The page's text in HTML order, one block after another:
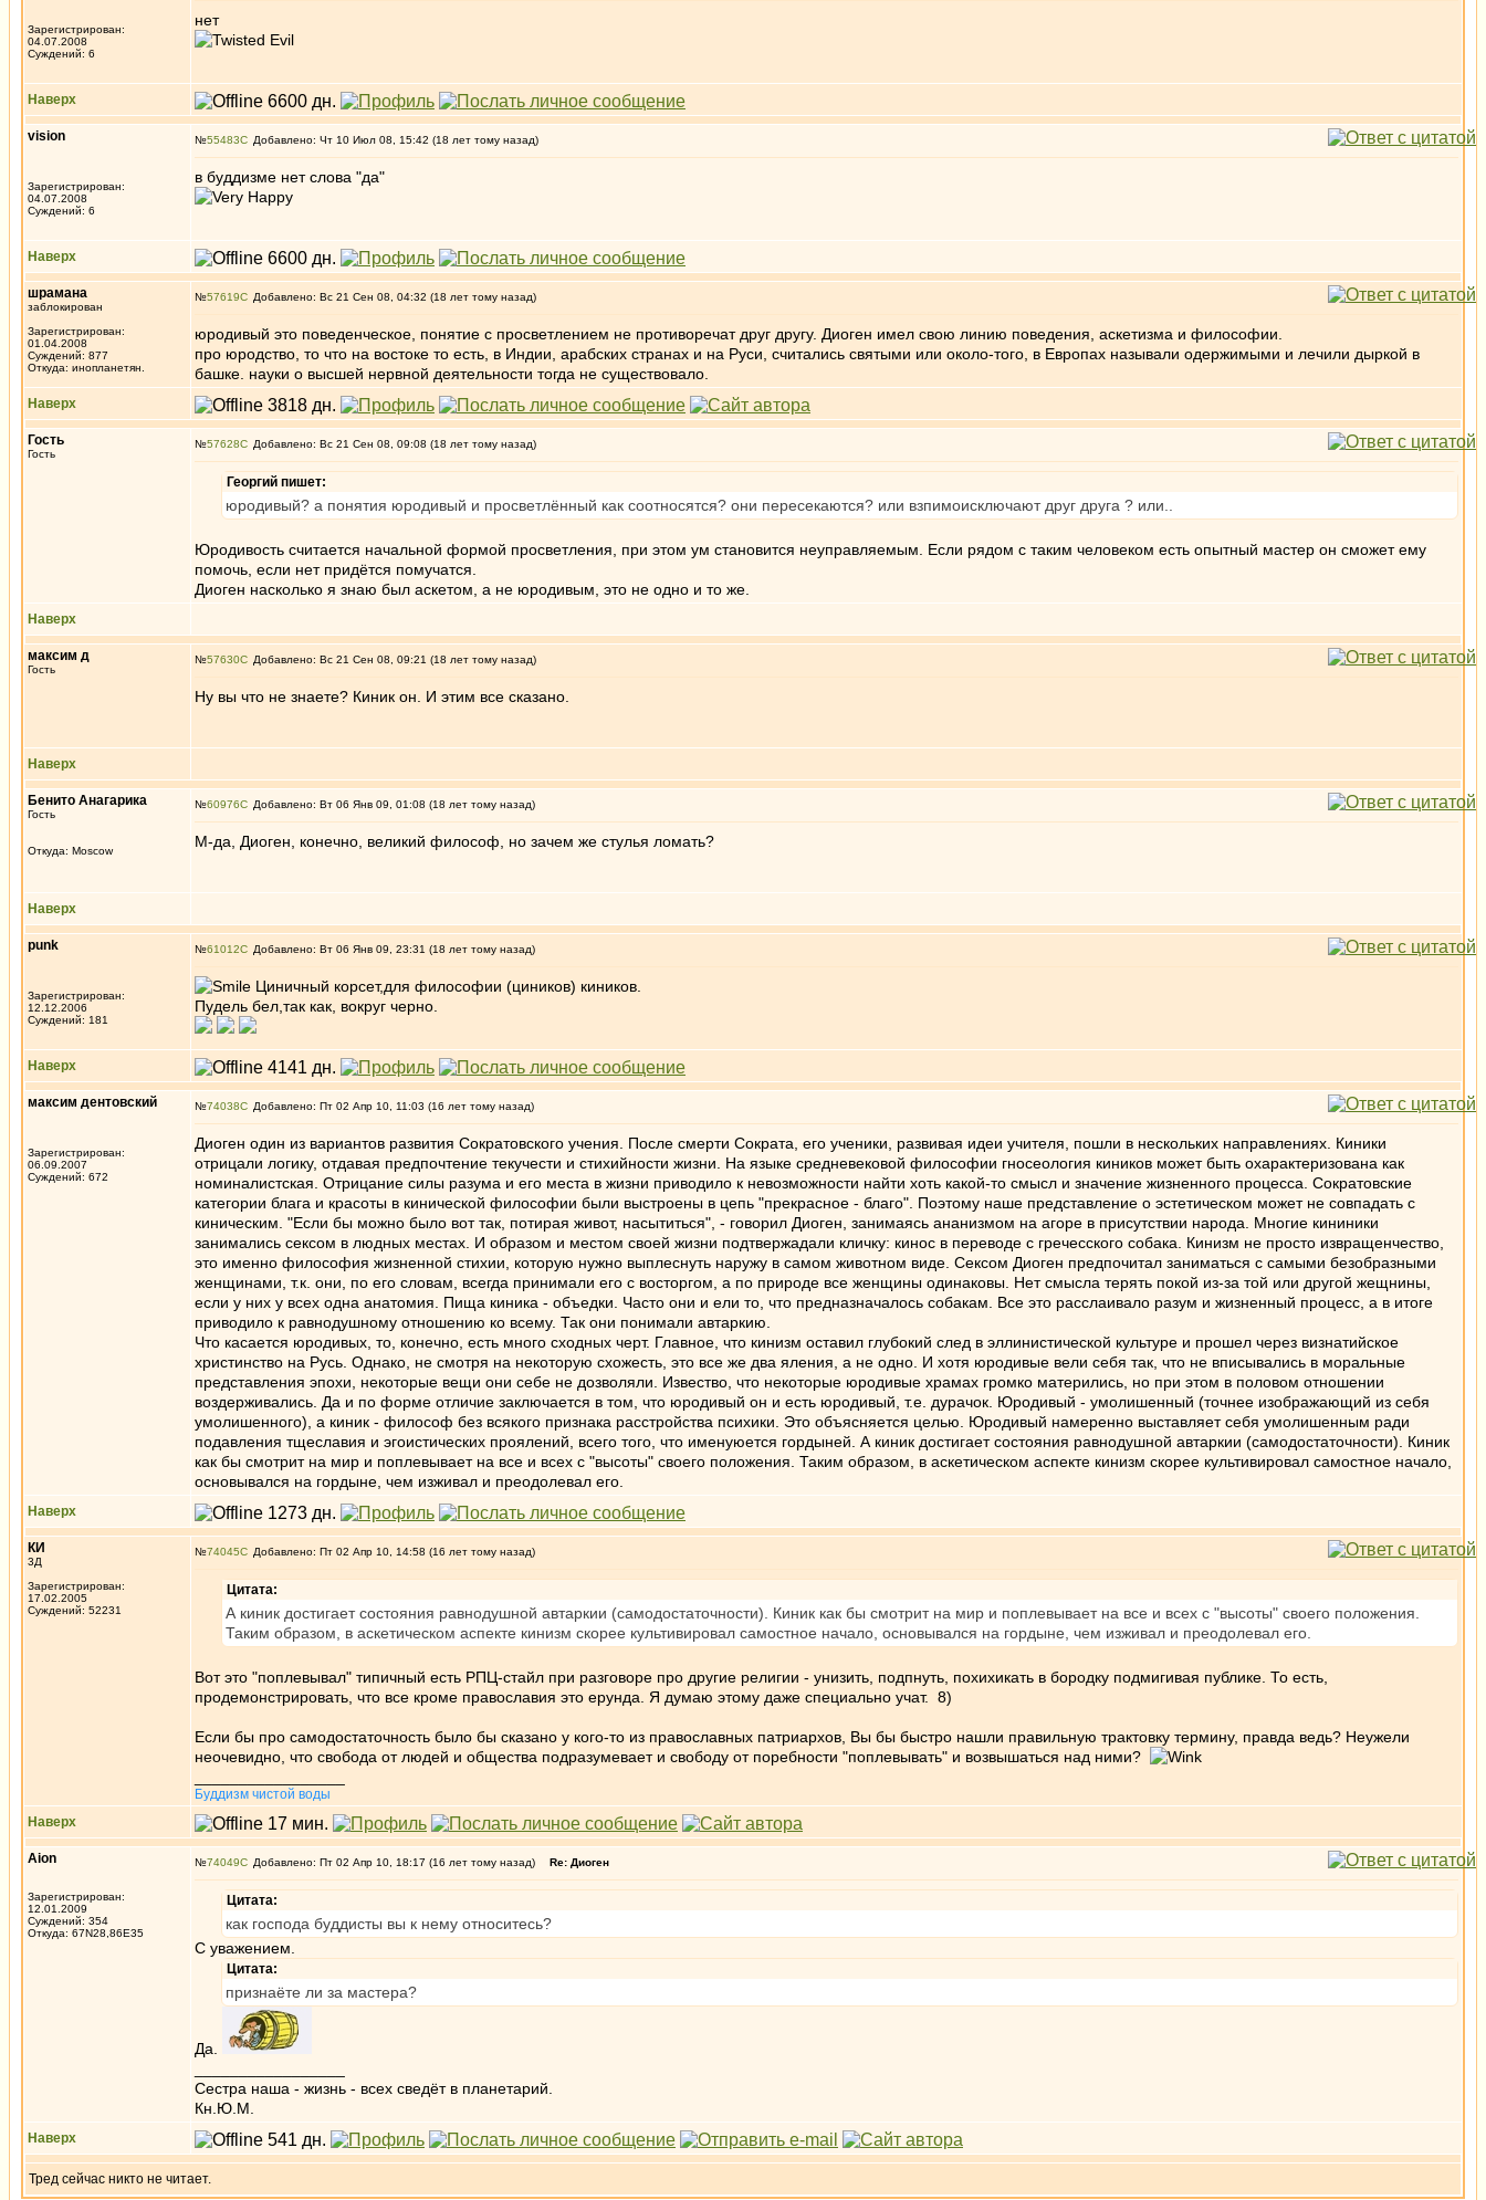
Зарегистрирован:
04.07.2008
Суждений: 6
нет
Наверх
vision
Зарегистрирован:
04.07.2008
Суждений: 6
№55483 Добавлено: Чт 10 Июл 08, 15:42 (18 лет тому назад)
в буддизме нет слова "да"
Наверх
шрамана
заблокирован
Зарегистрирован:
01.04.2008
Суждений: 877
Откуда: инопланетян.
№57619 Добавлено: Вс 21 Сен 08, 04:32 (18 лет тому назад)
юродивый это поведенческое, понятие с просветлением не противоречат друг другу. Диоген имел свою линию поведения, аскетизма и философии.
про юродство, то что на востоке то есть, в Индии, арабских странах и на Руси, считались святыми или около-того, в Европах называли одержимыми и лечили дыркой в
башке. науки о высшей нервной деятельности тогда не существовало.
Наверх
Гость
Гость
№57628 Добавлено: Вс 21 Сен 08, 09:08 (18 лет тому назад)
Георгий пишет:
юродивый? а понятия юродивый и просветлённый как соотносятся? они пересекаются? или взпимоисключают друг друга ? или..
Юродивость считается начальной формой просветления, при этом ум становится неуправляемым. Если рядом с таким человеком есть опытный мастер он сможет ему
помочь, если нет придётся помучатся.
Диоген насколько я знаю был аскетом, а не юродивым, это не одно и то же.
Наверх
максим д
Гость
№57630 Добавлено: Вс 21 Сен 08, 09:21 (18 лет тому назад)
Ну вы что не знаете? Киник он. И этим все сказано.
Наверх
Бенито Анагарика
Гость
Откуда: Moscow
№60976 Добавлено: Вт 06 Янв 09, 01:08 (18 лет тому назад)
М-да, Диоген, конечно, великий философ, но зачем же стулья ломать?
Наверх
punk
Зарегистрирован:
12.12.2006
Суждений: 181
№61012 Добавлено: Вт 06 Янв 09, 23:31 (18 лет тому назад)
Циничный корсет,для философии (циников) киников.
Пудель бел,так как, вокруг черно.
Наверх
максим дентовский
Зарегистрирован:
06.09.2007
Суждений: 672
№74038 Добавлено: Пт 02 Апр 10, 11:03 (16 лет тому назад)
Диоген один из вариантов развития Сократовского учения. После смерти Сократа, его ученики, развивая идеи учителя, пошли в нескольких направлениях. Киники
отрицали логику, отдавая предпочтение текучести и стихийности жизни. На языке средневековой философии гносеология киников может быть охарактеризована как
номиналистская. Отрицание силы разума и его места в жизни приводило к невозможности найти хоть какой-то смысл и значение жизненного процесса. Сократовские
категории блага и красоты в кинической философии были выстроены в цепь "прекрасное - благо". Поэтому наше представление о эстетическом может не совпадать с
киническим. "Если бы можно было вот так, потирая живот, насытиться", - говорил Диоген, занимаясь ананизмом на агоре в присутствии народа. Многие кининики
занимались сексом в людных местах. И образом и местом своей жизни подтвержадали кличку: кинос в переводе с гречесского собака. Кинизм не просто извращенчество,
это именно философия жизненной стихии, которую нужно выплеснуть наружу в самом животном виде. Сексом Диоген предпочитал заниматься с самыми безобразными
женщинами, т.к. они, по его словам, всегда принимали его с восторгом, а по природе все женщины одинаковы. Нет смысла терять покой из-за той или другой жещнины,
если у них у всех одна анатомия. Пища киника - объедки. Часто они и ели то, что предназначалось собакам. Все это расслаивало разум и жизненный процесс, а в итоге
приводило к равнодушному отношению ко всему. Так они понимали автаркию.
Что касается юродивых, то, конечно, есть много сходных черт. Главное, что кинизм оставил глубокий след в эллинистической культуре и прошел через визнатийское
христинство на Русь. Однако, не смотря на некоторую схожесть, это все же два яления, а не одно. И хотя юродивые вели себя так, что не вписывались в моральные
представления эпохи, некоторые вещи они себе не дозволяли. Извество, что некоторые юродивые храмах громко матерились, но при этом в половом отношении
воздерживались. Да и по форме отличие заключается в том, что юродивый он и есть юродивый, т.е. дурачок. Юродивый - умолишенный (точнее изображающий из себя
умолишенного), а киник - философ без всякого признака расстройства психики. Это объясняется целью. Юродивый намеренно выставляет себя умолишенным ради
подавления тщеславия и эгоистических проялений, всего того, что именуюется гордыней. А киник достигает состояния равнодушной автаркии (самодостаточности). Киник
как бы смотрит на мир и поплевывает на все и всех с "высоты" своего положения. Таким образом, в аскетическом аспекте кинизм скорее культивировал самостное начало,
основывался на гордыне, чем изживал и преодолевал его.
Наверх
КИ
3Д
Зарегистрирован:
17.02.2005
Суждений: 52231
№74045 Добавлено: Пт 02 Апр 10, 14:58 (16 лет тому назад)
Цитата:
А киник достигает состояния равнодушной автаркии (самодостаточности). Киник как бы смотрит на мир и поплевывает на все и всех с "высоты" своего положения.
Таким образом, в аскетическом аспекте кинизм скорее культивировал самостное начало, основывался на гордыне, чем изживал и преодолевал его.
Вот это "поплевывал" типичный есть РПЦ-стайл при разговоре про другие религии - унизить, подпнуть, похихикать в бородку подмигивая публике. То есть,
продемонстрировать, что все кроме православия это ерунда. Я думаю этому даже специально учат. 8)
Если бы про самодостаточность было бы сказано у кого-то из православных патриархов, Вы бы быстро нашли правильную трактовку термину, правда ведь? Неужели
неочевидно, что свобода от людей и общества подразумевает и свободу от поребности "поплевывать" и возвышаться над ними?
Буддизм чистой воды
Наверх
Aion
Зарегистрирован:
12.01.2009
Суждений: 354
Откуда: 67N28,86E35
№74049 Добавлено: Пт 02 Апр 10, 18:17 (16 лет тому назад) Re: Диоген
Цитата:
как господа буддисты вы к нему относитесь?
С уважением.
Цитата:
признаёте ли за мастера?
Да.
Сестра наша - жизнь - всех сведёт в планетарий.
Кн.Ю.М.
Наверх
Тред сейчас никто не читает.